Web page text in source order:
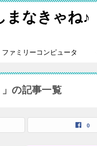
まなきゃね♪
ファミリーコンピュータ
」の記事一覧
0